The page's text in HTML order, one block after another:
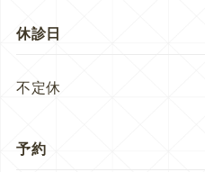
休診日
不定休
予約